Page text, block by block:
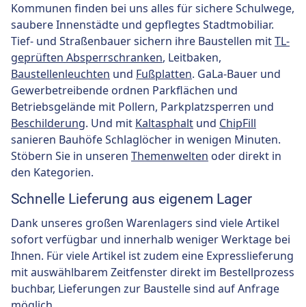
Kommunen finden bei uns alles für sichere Schulwege,
saubere Innenstädte und gepflegtes Stadtmobiliar.
Tief- und Straßenbauer sichern ihre Baustellen mitTL-
geprüften Absperrschranken, Leitbaken,
Baustellenleuchten und Fußplatten. GaLa-Bauer und
Gewerbetreibende ordnen Parkflächen und
Betriebsgelände mit Pollern, Parkplatzsperren und
Beschilderung. Und mit Kaltasphalt und ChipFill
sanieren Bauhöfe Schlaglöcher in wenigen Minuten.
Stöbern Sie in unseren Themenwelten oder direkt in
den Kategorien.
Schnelle Lieferung aus eigenem Lager
Dank unseres großen Warenlagers sind viele Artikel
sofort verfügbar und innerhalb weniger Werktage bei
Ihnen. Für viele Artikel ist zudem eine Expresslieferung
mit auswählbarem Zeitfenster direkt im Bestellprozess
buchbar, Lieferungen zur Baustelle sind auf Anfrage